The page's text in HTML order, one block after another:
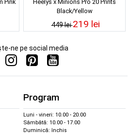
Pink
Heelys x Minions Pro 20 Prints
Black/Yellow
449 lei219 lei
ne pe social media
Program
Luni - vineri: 10.00 - 20.00
Sâmbătă: 10.00 - 17.00
Duminică: închis